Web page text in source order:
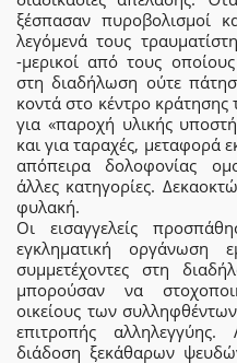
ξέσπασαν πυροβολισμοί
λεγόμενά τους
-μερικοί από τους
στη διαδήλωση ούτε
κοντά στο κέντρο
για «παροχή υλικής
και για ταραχές,
απόπειρα δολοφονίας
άλλες κατηγορίες.
φυλακή.
Οι εισαγγελείς
εγκληματική οργάνωση
συμμετέχοντες στη
μπορούσαν να
οικείους των
επιτροπής
διάδοση ξεκάθαρων